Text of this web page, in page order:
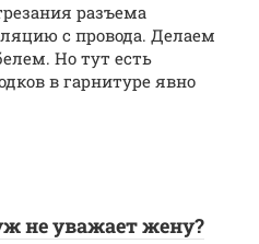
разъема
с провода. Делаем
Но тут есть
в гарнитуре явно
не уважает жену?